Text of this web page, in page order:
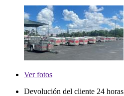
Verfotos
Devolución del cliente 24 horas